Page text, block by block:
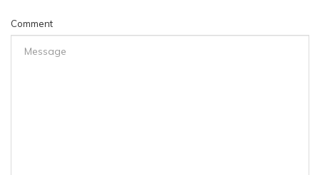
Comment